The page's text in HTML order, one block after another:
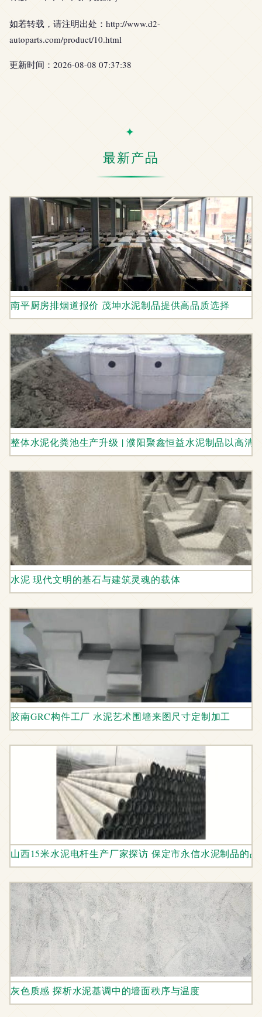
如若转载，请注明出处：http://www.d2-
autoparts.com/product/10.html
更新时间：2026-08-08 07:37:38
最新产品
南平厨房排烟道报价 茂坤水泥制品提供高品质选择
整体水泥化粪池生产升级 | 濮阳聚鑫恒益水泥制品以高清
水泥 现代文明的基石与建筑灵魂的载体
胶南GRC构件工厂 水泥艺术围墙来图尺寸定制加工
山西15米水泥电杆生产厂家探访 保定市永信水泥制品的
灰色质感 探析水泥基调中的墙面秩序与温度